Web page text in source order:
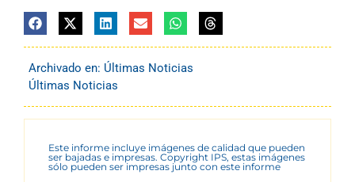
Archivado en: Últimas Noticias
Últimas Noticias
Este informe incluye imágenes de calidad que pueden
ser bajadas e impresas. Copyright IPS, estas imágenes
sólo pueden ser impresas junto con este informe